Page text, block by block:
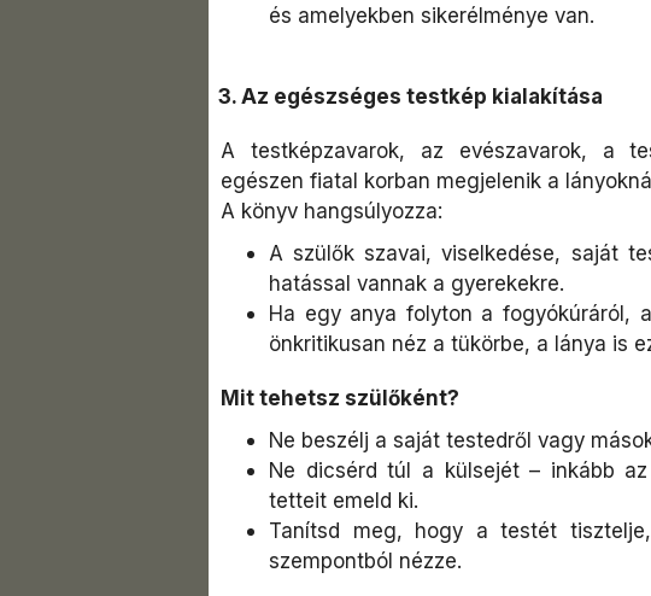
és amelyekben sikerélménye van.
3. Az egészséges testkép kialakítása
A testképzavarok, az evészavarok, a
egészen fiatal korban megjelenik a
A könyv hangsúlyozza:
A szülők szavai, viselkedése, saját
hatással vannak a gyerekekre.
Ha egy anya folyton a fogyókúráról,
önkritikusan néz a tükörbe, a lánya is
Mit tehetsz szülőként?
Ne beszélj a saját testedről vagy
Ne dicsérd túl a külsejét – inkább
tetteit emeld ki.
Tanítsd meg, hogy a testét
szempontból nézze.